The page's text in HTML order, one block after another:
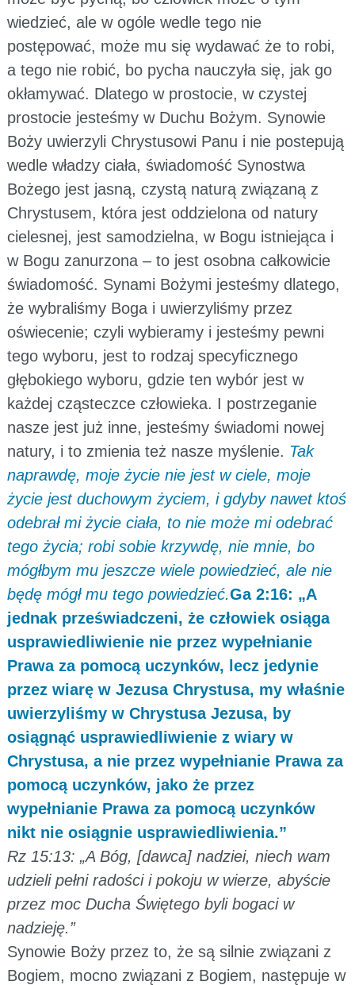
wiedzieć, ale w ogóle wedle tego nie
postępować, może mu się wydawać że to robi,
a tego nie robić, bo pycha nauczyła się, jak go
okłamywać. Dlatego w prostocie, w czystej
prostocie jesteśmy w Duchu Bożym. Synowie
Boży uwierzyli Chrystusowi Panu i nie postepują
wedle władzy ciała, świadomość Synostwa
Bożego jest jasną, czystą naturą związaną z
Chrystusem, która jest oddzielona od natury
cielesnej, jest samodzielna, w Bogu istniejąca i
w Bogu zanurzona – to jest osobna całkowicie
świadomość. Synami Bożymi jesteśmy dlatego,
że wybraliśmy Boga i uwierzyliśmy przez
oświecenie; czyli wybieramy i jesteśmy pewni
tego wyboru, jest to rodzaj specyficznego
głębokiego wyboru, gdzie ten wybór jest w
każdej cząsteczce człowieka. I postrzeganie
nasze jest już inne, jesteśmy świadomi nowej
natury, i to zmienia też nasze myślenie. Tak
naprawdę, moje życie nie jest w ciele, moje
życie jest duchowym życiem, i gdyby nawet ktoś
odebrał mi życie ciała, to nie może mi odebrać
tego życia; robi sobie krzywdę, nie mnie, bo
mógłbym mu jeszcze wiele powiedzieć, ale nie
będę mógł mu tego powiedzieć.Ga 2:16: „A
jednak przeświadczeni, że człowiek osiąga
usprawiedliwienie nie przez wypełnianie
Prawa za pomocą uczynków, lecz jedynie
przez wiarę w Jezusa Chrystusa, my właśnie
uwierzyliśmy w Chrystusa Jezusa, by
osiągnąć usprawiedliwienie z wiary w
Chrystusa, a nie przez wypełnianie Prawa za
pomocą uczynków, jako że przez
wypełnianie Prawa za pomocą uczynków
nikt nie osiągnie usprawiedliwienia.”
Rz 15:13: „A Bóg, [dawca] nadziei, niech wam
udzieli pełni radości i pokoju w wierze, abyście
przez moc Ducha Świętego byli bogaci w
nadzieję.”
Synowie Boży przez to, że są silnie związani z
Bogiem, mocno związani z Bogiem, następuje w